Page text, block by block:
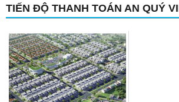
TIẾN ĐỘ THANH TOÁN AN QUÝ